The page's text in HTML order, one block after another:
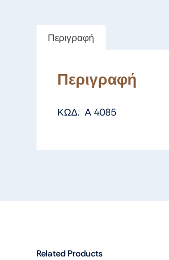
Περιγραφή
Περιγραφή
ΚΩΔ. Α 4085
Related Products